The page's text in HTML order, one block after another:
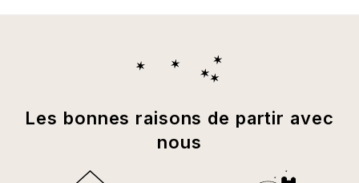
Les bonnes raisons de partir avec
nous